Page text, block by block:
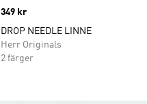
Price
349 kr
DROP NEEDLE LINNE
Herr Originals
2 färger